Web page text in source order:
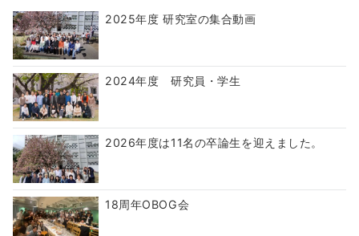
2025年度 研究室の集合動画
2024年度 研究員・学生
2026年度は11名の卒論生を迎えました。
18周年OBOG会